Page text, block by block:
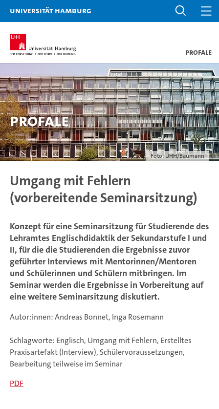
Universität Hamburg
ProfaLe
Foto: UHH/Baumann
ProfaLe
Umgang mit Fehlern
(vorbereitende Seminarsitzung)
Konzept für eine Seminarsitzung für Studierende des
Lehramtes Englischdidaktik der Sekundarstufe I und
II, für die die Studierenden die Ergebnisse zuvor
geführter Interviews mit Mentorinnen/Mentoren
und Schülerinnen und Schülern mitbringen. Im
Seminar werden die Ergebnisse in Vorbereitung auf
eine weitere Seminarsitzung diskutiert.
Autor:innen: Andreas Bonnet, Inga Rosemann
Schlagworte: Englisch, Umgang mit Fehlern, Erstelltes
Praxisartefakt (Interview), Schülervoraussetzungen,
Bearbeitung teilweise im Seminar
PDF